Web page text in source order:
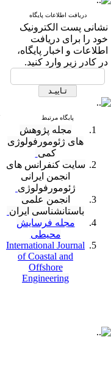
دریافت اطلاعات پایگاه
نشانی پست الکترونیک
خود را برای دریافت
اطلاعات و اخبار پایگاه،
در کادر زیر وارد کنید.
پایگاه مرتبط
مجله پژوهش
های ژئومورفولوژی
کمی
سایت کنفرانس های
انجمن ایرانی
ژئومورفولوژی
انجمن علمی
باستانشناسی ایران
مجله فرسایش
محیطی
International Journal
of Coastal and
Offshore
Engineering